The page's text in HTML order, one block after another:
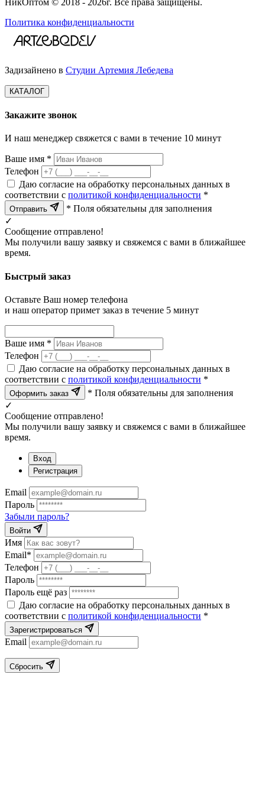
НикОптом © 2018 - 2026г. Все права защищены.
Политика конфиденциальности
Задизайнено в Студии Артемия Лебедева
КАТАЛОГ
Закажите звонок
И наш менеджер свяжется с вами в течение 10 минут
Ваше имя *
Телефон
Даю согласие на обработку персональных данных в
соответствии с политикой конфиденциальности *
Отправить
* Поля обязательны для заполнения
✓
Сообщение отправлено!
Мы получили вашу заявку и свяжемся с вами в ближайшее
время.
Быстрый заказ
Оставьте Ваш номер телефона
и наш оператор примет заказ в течение 5 минут
Ваше имя *
Телефон
Даю согласие на обработку персональных данных в
соответствии с политикой конфиденциальности *
Оформить заказ
* Поля обязательны для заполнения
✓
Сообщение отправлено!
Мы получили вашу заявку и свяжемся с вами в ближайшее
время.
Вход
Регистрация
Email
Пароль
Забыли пароль?
Войти
Имя
Email*
Телефон
Пароль
Пароль ещё раз
Даю согласие на обработку персональных данных в
соответствии с политикой конфиденциальности *
Зарегистрироваться
Email
Сбросить